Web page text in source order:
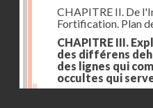
CHAPITRE II. De
Fortification. Plan
CHAPITRE III.
des différens
des lignes qui
occultes qui
Des lignes & des